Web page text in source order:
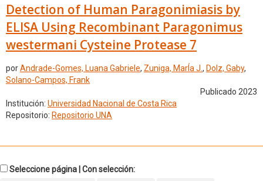
Detection of Human Paragonimiasis by
ELISA Using Recombinant Paragonimus
westermani Cysteine Protease 7
porAndrade-Gomes, Luana Gabriele, Zuniga, MarÍa J., Dolz, Gaby,
Solano-Campos, Frank
Publicado 2023
Institución: Universidad Nacional de Costa Rica
Repositorio: Repositorio UNA
Seleccione página | Con selección: